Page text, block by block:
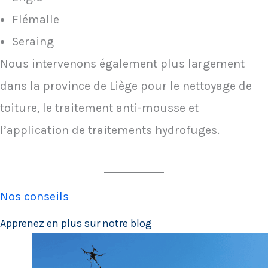
Flémalle
Seraing
Nous intervenons également plus largement
dans la province de Liège pour le nettoyage de
toiture, le traitement anti-mousse et
l’application de traitements hydrofuges.
Nos conseils
Apprenez en plus sur notre blog